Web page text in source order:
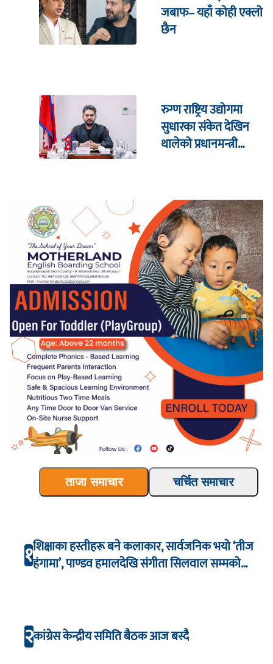
जबाफ– यहाँ कोही एक्लो
छैन
रुग्ण राष्ट्रिय उद्योगमा
सुधारका संकेत देखिन
थालेको प्रधानमन्त्री
ताजा समाचार चर्चित समाचार
१शिक्षाका हस्तीहरू बने कलाकार, सार्वजनिक भयो ‘तीज
हंगामा’, पाण्डव हमालदेखि संगीता सिलवाल सम्मको
२कांग्रेस केन्द्रीय समिति बैठक आज बस्दै